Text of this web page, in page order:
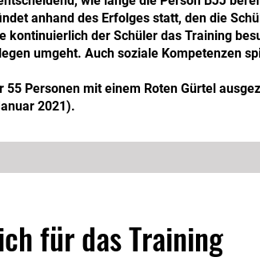
anhand des Erfolges statt, den die
kontinuierlich der Schüler das Training
umgeht. Auch soziale Kompetenzen
55 Personen mit einem Roten Gürtel
2021).
für das Training